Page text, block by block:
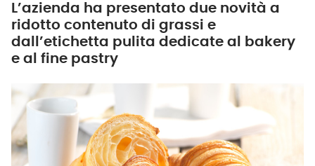
L’azienda ha presentato due novità a
ridotto contenuto di grassi e
dall’etichetta pulita dedicate al bakery
e al fine pastry